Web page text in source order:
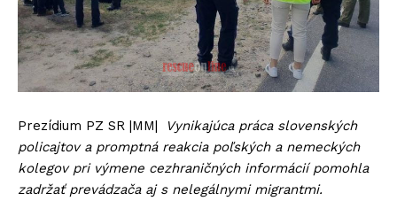
Prezídium PZ SR |MM| Vynikajúca práca slovenských
policajtov a promptná reakcia poľských a nemeckých
kolegov pri výmene cezhraničných informácií pomohla
zadržať prevádzača aj s nelegálnymi migrantmi.